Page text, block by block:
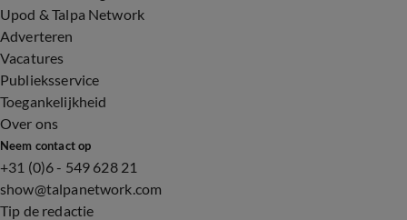
Upod & Talpa Network
Adverteren
Vacatures
Publieksservice
Toegankelijkheid
Over ons
Neem contact op
+31 (0)6 - 549 628 21
show@talpanetwork.com
Tip de redactie